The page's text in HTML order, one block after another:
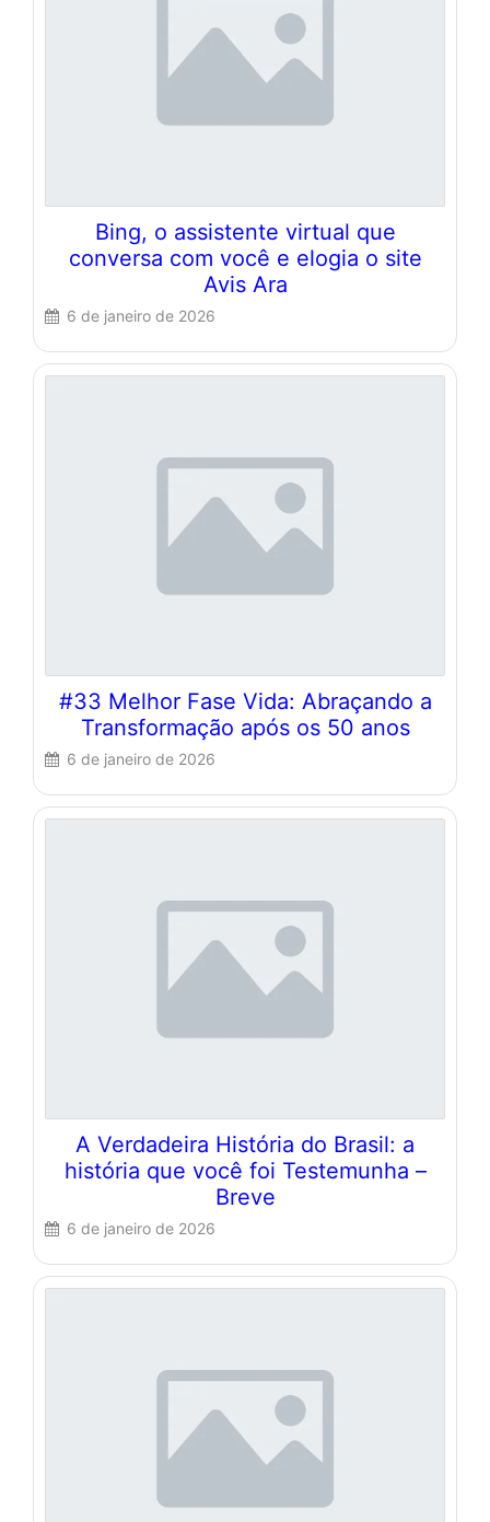
Bing, o assistente virtual que
conversa com você e elogia o site
Avis Ara
6 de janeiro de 2026
#33 Melhor Fase Vida: Abraçando a
Transformação após os 50 anos
6 de janeiro de 2026
A Verdadeira História do Brasil: a
história que você foi Testemunha –
Breve
6 de janeiro de 2026